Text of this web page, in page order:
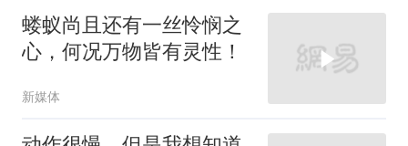
蝼蚁尚且还有一丝怜悯之
心，何况万物皆有灵性！
新媒体